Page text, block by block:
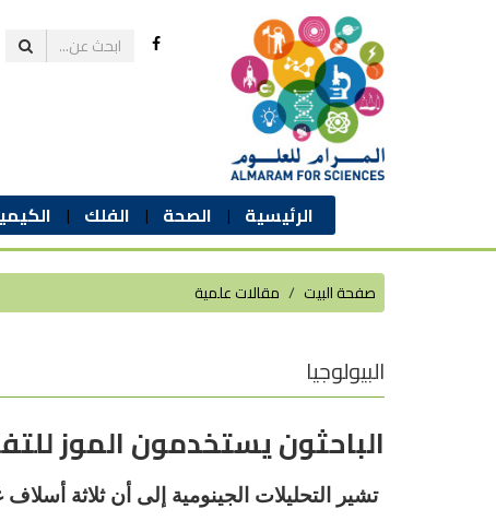
الرئيسية الصحة الفلك
صفحة البيت مقالات علمية
البيولوجيا
الباحثون يستخدمون الموز
تشير التحليلات الجينومية إلى أن ثلاثة